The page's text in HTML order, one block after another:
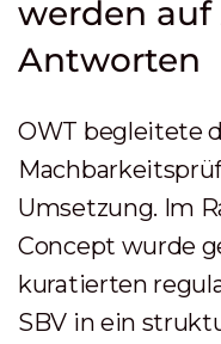
werden
Antworten
OWT begleitete
Umsetzung. Im
Concept wurde
kuratierten
SBV in ein